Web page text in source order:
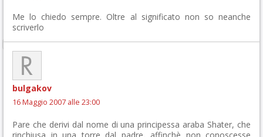
Me lo chiedo sempre. Oltre al significato non so neanche
scriverlo
bulgakov
16 Maggio 2007 alle 23:00
Pare che derivi dal nome di una principessa araba Shater, che